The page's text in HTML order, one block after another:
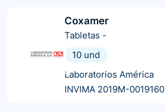
Coxamer
Tabletas -
10 und
Laboratorios América
INVIMA 2019M-0019160